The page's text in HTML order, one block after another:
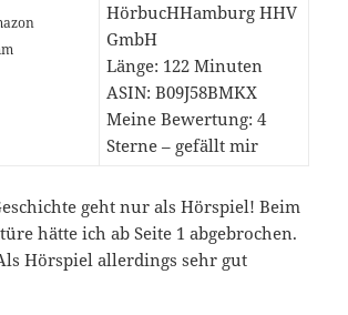
HörbucHHamburg HHV
GmbH
Länge: 122 Minuten
ASIN: B09J58BMKX
Meine Bewertung: 4
Sterne – gefällt mir
geht nur als Hörspiel! Beim
hätte ich ab Seite 1 abgebrochen.
Hörspiel allerdings sehr gut